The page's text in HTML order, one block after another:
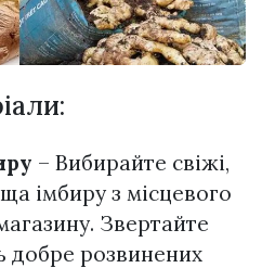
– Вибирайте свіжі,
імбиру з місцевого
Звертайте
добре розвинених